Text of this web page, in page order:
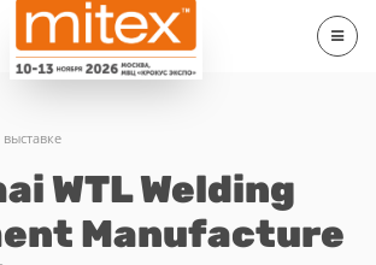
WTL Welding
Manufacture